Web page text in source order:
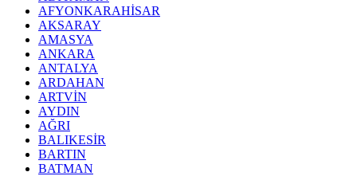
AFYONKARAHİSAR
AKSARAY
AMASYA
ANKARA
ANTALYA
ARDAHAN
ARTVİN
AYDIN
AĞRI
BALIKESİR
BARTIN
BATMAN